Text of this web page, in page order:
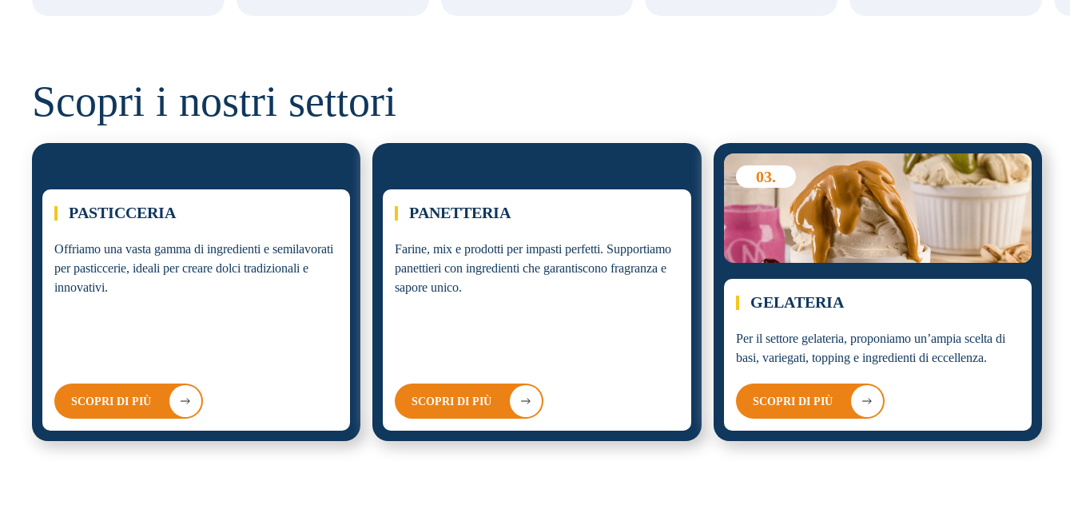
Scopri i nostri settori
PASTICCERIA
Offriamo una vasta gamma di ingredienti e semilavorati
per pasticcerie, ideali per creare dolci tradizionali e
innovativi.
SCOPRI DI PIÙ
PANETTERIA
Farine, mix e prodotti per impasti perfetti. Supportiamo
panettieri con ingredienti che garantiscono fragranza e
sapore unico.
SCOPRI DI PIÙ
03.
GELATERIA
Per il settore gelateria, proponiamo un’ampia scelta di
basi, variegati, topping e ingredienti di eccellenza.
SCOPRI DI PIÙ